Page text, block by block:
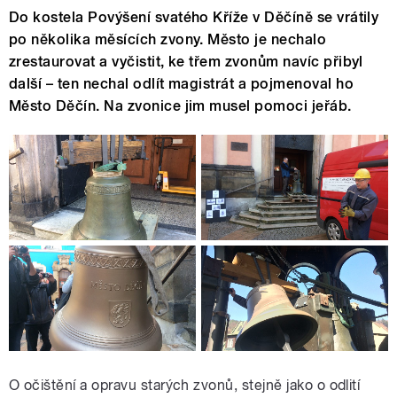
Do kostela Povýšení svatého Kříže v Děčíně se vrátily
po několika měsících zvony. Město je nechalo
zrestaurovat a vyčistit, ke třem zvonům navíc přibyl
další – ten nechal odlít magistrát a pojmenoval ho
Město Děčín. Na zvonice jim musel pomoci jeřáb.
O očištění a opravu starých zvonů, stejně jako o odlití